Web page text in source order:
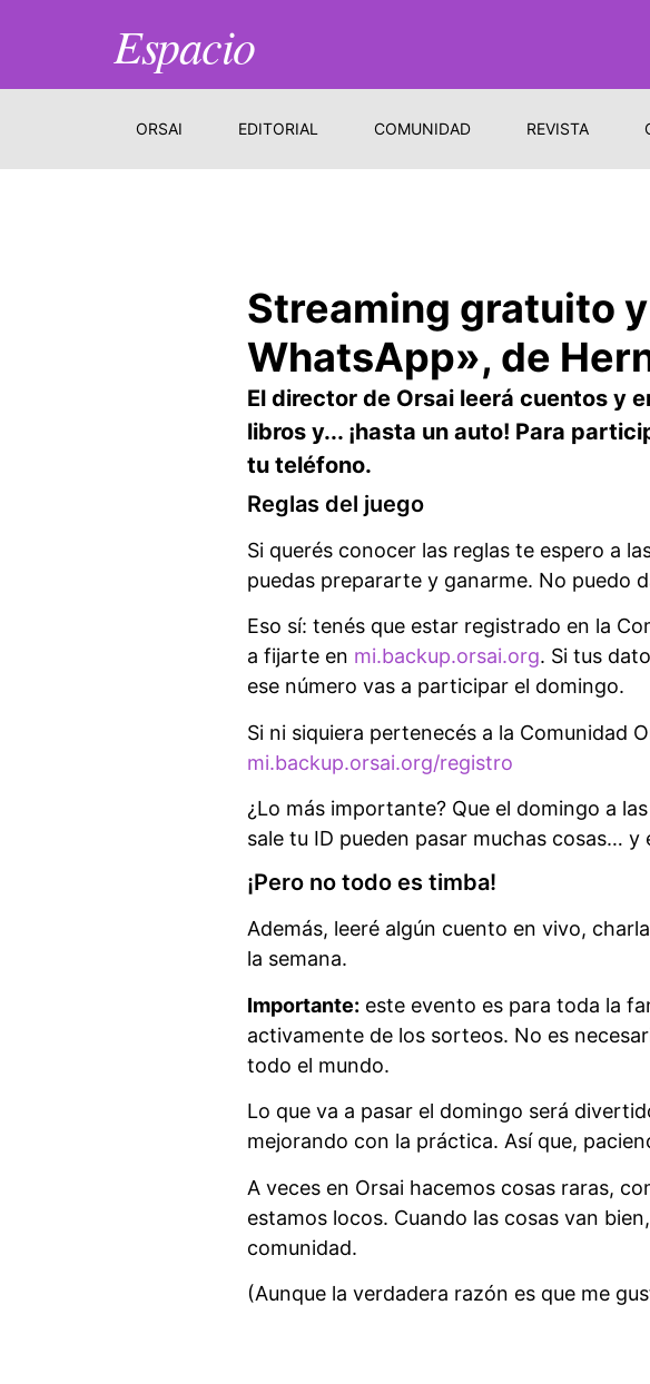
Espacio
ORSAI EDITORIAL COMUNIDAD REVISTA
Streaming gratuito
WhatsApp», de
El director de Orsai leerá cuentos y
libros y... ¡hasta un auto! Para
tu teléfono.
Reglas del juego
Si querés conocer las reglas te espero a
puedas prepararte y ganarme. No puedo
Eso sí: tenés que estar registrado en la
a fijarte en mi.backup.orsai.org. Si tus
ese número vas a participar el domingo.
Si ni siquiera pertenecés a la Comunidad
mi.backup.orsai.org/registro
¿Lo más importante? Que el domingo a
sale tu ID pueden pasar muchas cosas…
¡Pero no todo es timba!
Además, leeré algún cuento en vivo,
la semana.
Importante: este evento es para toda la
activamente de los sorteos. No es
todo el mundo.
Lo que va a pasar el domingo será
mejorando con la práctica. Así que,
A veces en Orsai hacemos cosas raras,
estamos locos. Cuando las cosas van
comunidad.
(Aunque la verdadera razón es que me